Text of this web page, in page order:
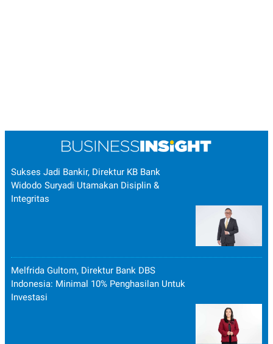
Sukses Jadi Bankir, Direktur KB Bank
Widodo Suryadi Utamakan Disiplin &
Integritas
Melfrida Gultom, Direktur Bank DBS
Indonesia: Minimal 10% Penghasilan Untuk
Investasi